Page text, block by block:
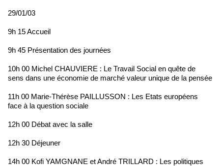
29/01/03
9h 15 Accueil
9h 45 Présentation des journées
10h 00 Michel CHAUVIERE : Le Travail Social en quête de
sens dans une économie de marché valeur unique de la pensée
11h 00 Marie-Thérèse PAILLUSSON : Les Etats européens
face à la question sociale
12h 00 Débat avec la salle
12h 30 Déjeuner
14h 00 Kofi YAMGNANE et André TRILLARD : Les politiques